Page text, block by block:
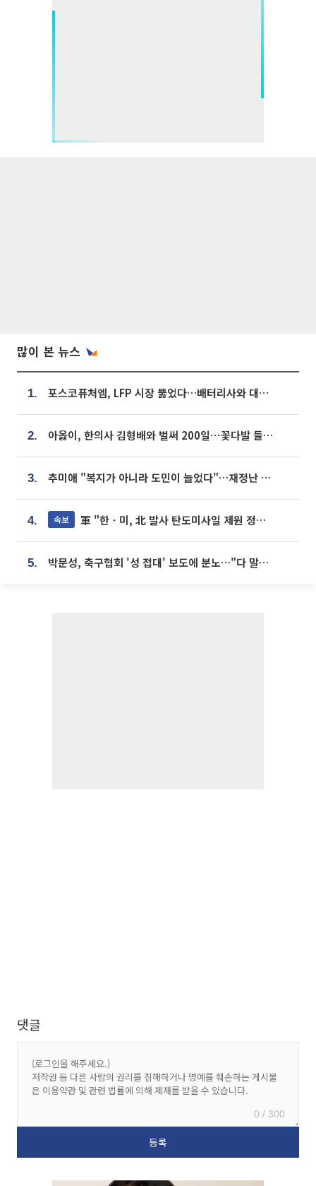
많이 본 뉴스
1. 포스코퓨처엠, LFP 시장 뚫었다…배터리사와 대규모 장기 공급 합의
2. 아옳이, 한의사 김형배와 벌써 200일⋯꽃다발 들고 "프러포즈 아냐"
3. 추미애 "복지가 아니라 도민이 늘었다"…재정난 책임론 정면돌파
4. 속보 軍 "한ㆍ미, 北 발사 탄도미사일 제원 정밀분석 중"
5. 박문성, 축구협회 '성 접대' 보도에 분노…"다 말아먹으려고 작정했나"
댓글
0 / 300